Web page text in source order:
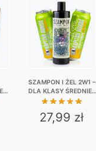
|
SZAMPON I ŻEL 2W1 –
DLA KLASY ŚREDNIEJ
+ 2X MIRABELKA
27,99 zł